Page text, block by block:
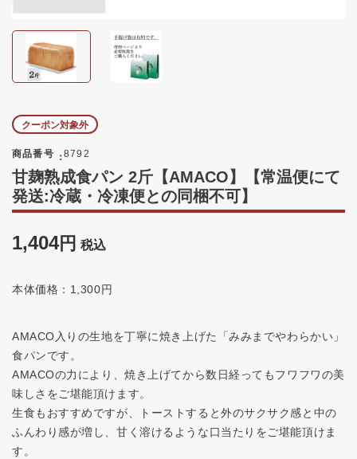
クーポン対象外
商品番号 8792
甘麹熟成食パン 2斤【AMACO】【常温便にて
発送:冷蔵・冷凍便との同梱不可】
1,404 税込
本体価格：1,300円
AMACO入りの生地を丁寧に焼き上げた「みみまでやわらかい」
食パンです。
AMACOの力により、焼き上げてから数日経ってもフワフワの美
味しさをご堪能頂けます。
生食もおすすめですが、トーストすると外のサクサク感と中の
ふんわり感が増し、甘く溶けるような口当たりをご堪能頂けま
す。